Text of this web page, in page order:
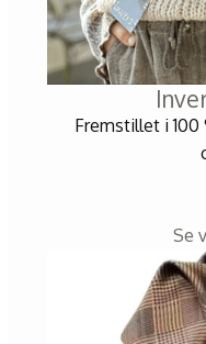
Fremstillet i
Se